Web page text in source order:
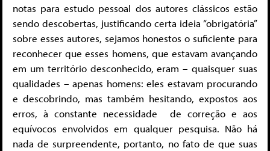
notas para estudo pessoal dos autores clássicos estão
sendo descobertas, justificando certa ideia “obrigatória”
sobre esses autores, sejamos honestos o suficiente para
reconhecer que esses homens, que estavam avançando
em um território desconhecido, eram – quaisquer suas
qualidades – apenas homens: eles estavam procurando
e descobrindo, mas também hesitando, expostos aos
erros, à constante necessidade de correção e aos
equívocos envolvidos em qualquer pesquisa. Não há
nada de surpreendente, portanto, no fato de que suas